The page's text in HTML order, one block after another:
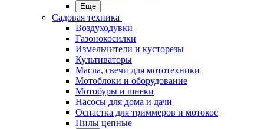
Еще
Садовая техника
Воздуходувки
Газонокосилки
Измельчители и кусторезы
Культиваторы
Масла, свечи для мототехники
Мотоблоки и оборудование
Мотобуры и шнеки
Насосы для дома и дачи
Оснастка для триммеров и мотокос
Пилы цепные